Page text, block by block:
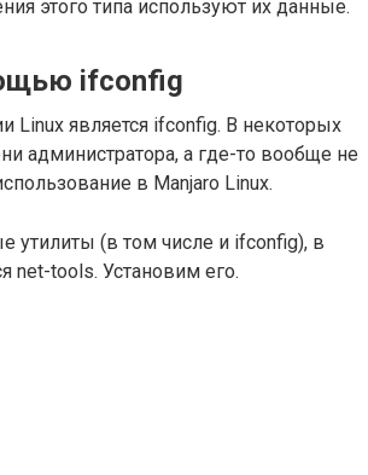
этого типа используют их данные.
ifconfig
Linux является ifconfig. В некоторых
администратора, а где-то вообще не
в Manjaro Linux.
утилиты (в том числе и ifconfig), в
net-tools. Установим его.